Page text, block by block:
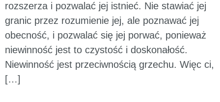
rozszerza i pozwalać jej istnieć. Nie stawiać jej
granic przez rozumienie jej, ale poznawać jej
obecność, i pozwalać się jej porwać, ponieważ
niewinność jest to czystość i doskonałość.
Niewinność jest przeciwnością grzechu. Więc ci,
[…]